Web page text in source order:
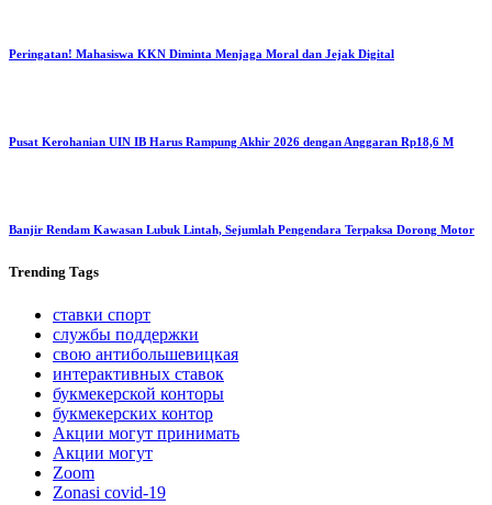
Peringatan! Mahasiswa KKN Diminta Menjaga Moral dan Jejak Digital
Pusat Kerohanian UIN IB Harus Rampung Akhir 2026 dengan Anggaran Rp18,6 M
Banjir Rendam Kawasan Lubuk Lintah, Sejumlah Pengendara Terpaksa Dorong Motor
Trending Tags
ставки спорт
службы поддержки
свою антибольшевицкая
интерактивных ставок
букмекерской конторы
букмекерских контор
Акции могут принимать
Акции могут
Zoom
Zonasi covid-19